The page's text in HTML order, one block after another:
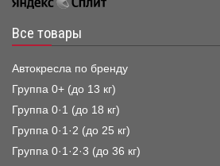
Все товары
Автокресла по бренду
Группа 0+ (до 13 кг)
Группа 0·1 (до 18 кг)
Группа 0·1·2 (до 25 кг)
Группа 0·1·2·3 (до 36 кг)